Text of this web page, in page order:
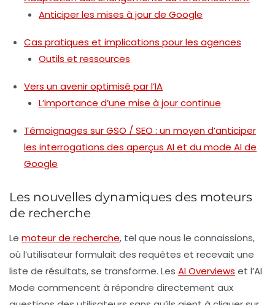
Anticiper les mises à jour de Google
Cas pratiques et implications pour les agences
Outils et ressources
Vers un avenir optimisé par l’IA
L’importance d’une mise à jour continue
Témoignages sur GSO / SEO : un moyen d’anticiper
les interrogations des aperçus AI et du mode AI de
Google
Les nouvelles dynamiques des moteurs
de recherche
Le moteur de recherche, tel que nous le connaissions,
où l’utilisateur formulait des requêtes et recevait une
liste de résultats, se transforme. Les AI Overviews et l’AI
Mode commencent à répondre directement aux